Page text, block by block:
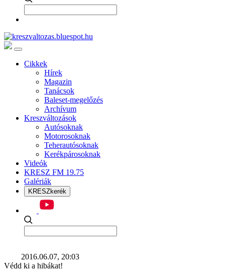
Cikkek
Hírek
Magazin
Tanácsok
Baleset-megelőzés
Archívum
Kreszváltozások
Autósoknak
Motorosoknak
Teherautósoknak
Kerékpárosoknak
Videók
KRESZ FM 19.75
Galériák
KRESZkerék
2016.06.07, 20:03
Védd ki a hibákat!